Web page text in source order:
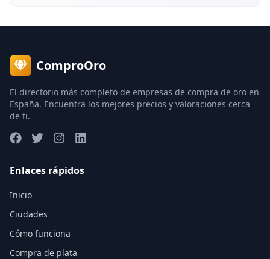
ComproOro
El directorio más completo de empresas de compra de oro en
España. Encuentra los mejores precios y valoraciones cerca
de ti.
Enlaces rápidos
Inicio
Ciudades
Cómo funciona
Compra de plata